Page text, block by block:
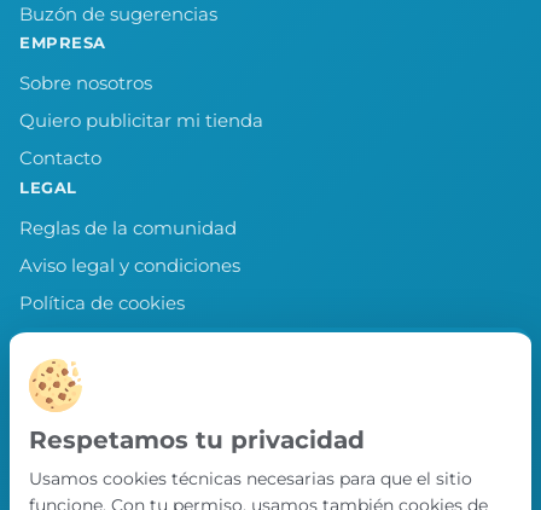
Buzón de sugerencias
EMPRESA
Sobre nosotros
Quiero publicitar mi tienda
Contacto
LEGAL
Reglas de la comunidad
Aviso legal y condiciones
Política de cookies
Política de privacidad
Preferencias de cookies
LLEVA XAXUKO CONTIGO
Chollos, misiones y recompensas desde
nuestra APP.
Respetamos tu privacidad
Usamos cookies técnicas necesarias para que el sitio
funcione. Con tu permiso, usamos también cookies de